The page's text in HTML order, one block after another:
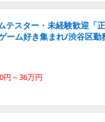
テスター・未経験歓迎「
ーム好き集まれ/渋谷区
円～36万円